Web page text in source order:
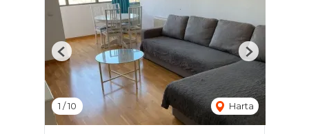
1 /10 Harta
Previous Next